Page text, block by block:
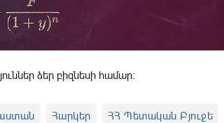
ձեր բիզնեսի համար:
Հարկեր ՀՀ Պետական Բյուջե